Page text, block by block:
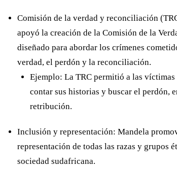
Comisión de la verdad y reconciliación
apoyó la creación de la Comisión de la
diseñado para abordar los crímenes
verdad, el perdón y la reconciliación.
Ejemplo: La TRC permitió a las víctimas
contar sus historias y buscar el perdón,
retribución.
Inclusión y representación: Mandela
representación de todas las razas y grupos
sociedad sudafricana.